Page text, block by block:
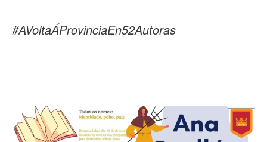
#AVoltaÁProvinciaEn52Autoras